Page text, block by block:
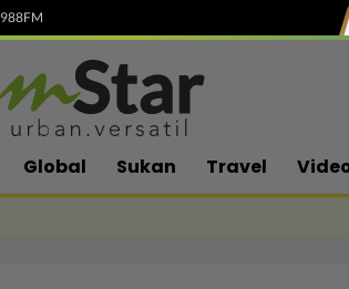
988FM
Global Sukan Travel